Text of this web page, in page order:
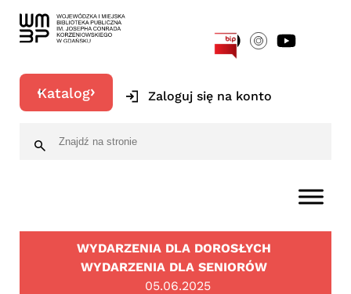
Katalog Zaloguj się na konto
WYDARZENIA DLA DOROSŁYCH
WYDARZENIA DLA SENIORÓW
05.06.2025